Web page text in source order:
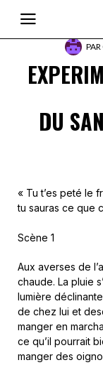
PAR
DU
« Tu t’es peté le
tu sauras ce que
Scène 1
Aux averses de
chaude. La pluie
lumière
de chez lui et
manger en
ce qu’il pourrait
manger des